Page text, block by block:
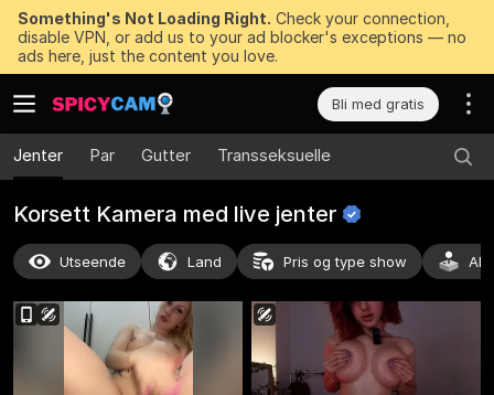
Something's Not Loading Right. Check your connection,
disable VPN, or add us to your ad blocker's exceptions — no
ads here, just the content you love.
Bli med gratis
Jenter Par Gutter Transseksuelle
Korsett Kamera med live jenter
Utseende Land Pris og type show